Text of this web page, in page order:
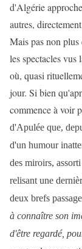
d'Algérie
autres,
Mais pas non plus
les spectacles vus
où, quasi
jour. Si bien
commence à voir
d'Apulée que,
d'un humour
des miroirs,
relisant une
deux brefs
à connaître son
d'être regardé,